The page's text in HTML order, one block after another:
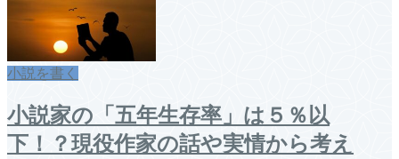
小説を書く
小説家の「五年生存率」は５％以
下！？現役作家の話や実情から考え